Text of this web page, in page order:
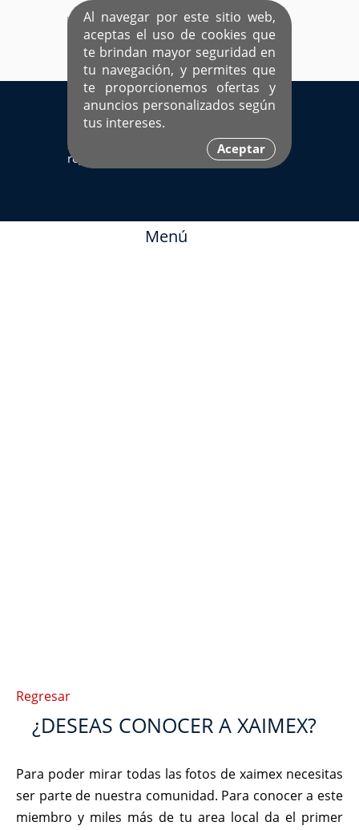
Al navegar por este sitio web,
aceptas el uso de cookies que
te brindan mayor seguridad en
tu navegación, y permites que
te proporcionemos ofertas y
anuncios personalizados según
tus intereses.
Aceptar
EL ÚNICO SITIO DEDICADO A SOLTEROS
HISPANOS COMO TÚ
Ingresa aquí
Sí ya estás
registrado
Menú
Regresar
¿DESEAS CONOCER A XAIMEX?
Para poder mirar todas las fotos de xaimex necesitas
ser parte de nuestra comunidad. Para conocer a este
miembro y miles más de tu area local da el primer